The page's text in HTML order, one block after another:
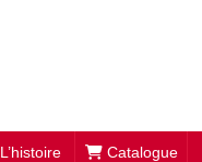
L’histoire Catalogue